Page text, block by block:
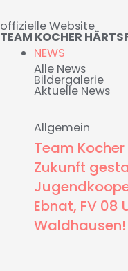
Inhalt
springen
offizielle Website
TEAM KOCHER
NEWS
Alle News
Bildergalerie
Aktuelle News
Allgemein
Team
Zukunft
Ebnat, FV 08
Waldhausen!